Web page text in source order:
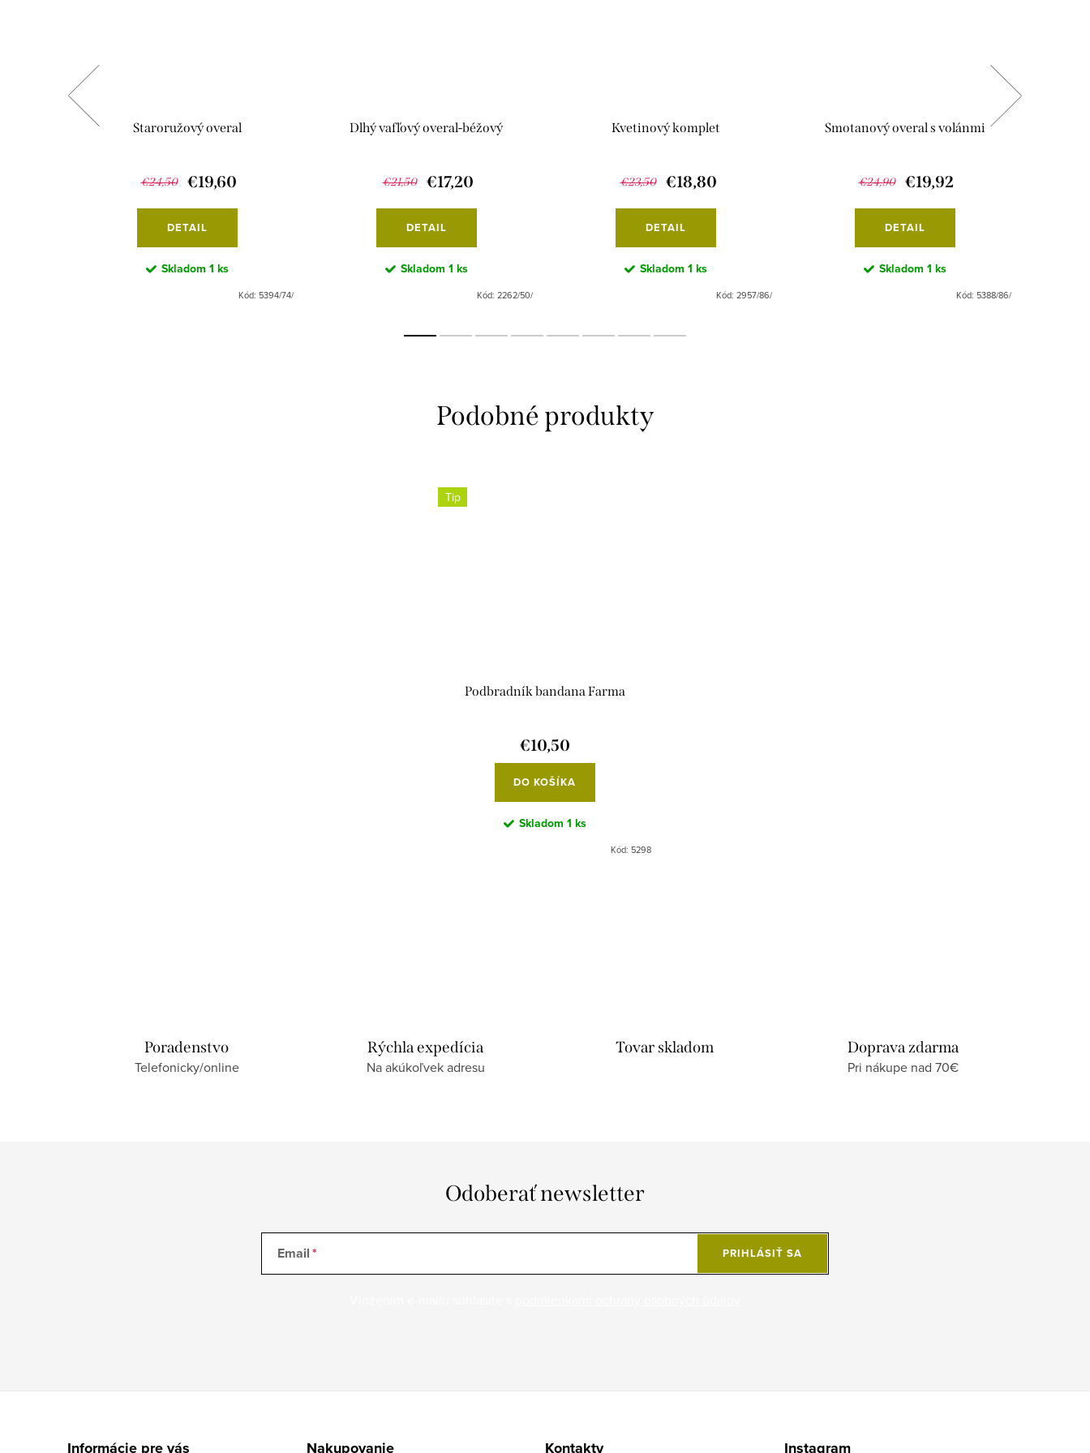
Staroružový overal
€24,50 €19,60
DETAIL
Skladom 1 ks
Kód: 5394/74/
Dlhý vafľový overal-béžový
€21,50 €17,20
DETAIL
Skladom 1 ks
Kód: 2262/50/
Kvetinový komplet
€23,50 €18,80
DETAIL
Skladom 1 ks
Kód: 2957/86/
Smotanový overal s volánmi
€24,90 €19,92
DETAIL
Skladom 1 ks
Kód: 5388/86/
Tip
Podbradník bandana Farma
€10,50
DO KOŠÍKA
Skladom 1 ks
Kód: 5298
Poradenstvo
Telefonicky/online
Rýchla expedícia
Na akúkoľvek adresu
Tovar skladom Doprava zdarma
Pri nákupe nad 70€
Odoberať newsletter
Email PRIHLÁSIŤ SA
Informácie pre vás Nakupovanie Kontakty Instagram